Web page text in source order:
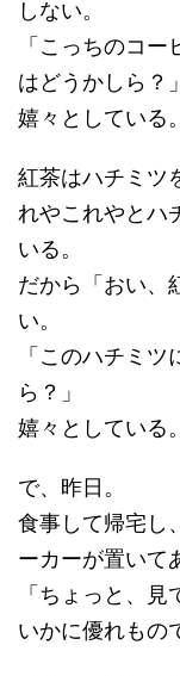
しない。
「こっちのコ
はどうかしら？」
嬉々としている。
紅茶はハチミツ
れやこれやとハ
いる。
だから「おい、
い。
「このハチミ
ら？」
嬉々としている。
で、昨日。
食事して帰宅し
ーカーが置いて
「ちょっと、見
いかに優れもの